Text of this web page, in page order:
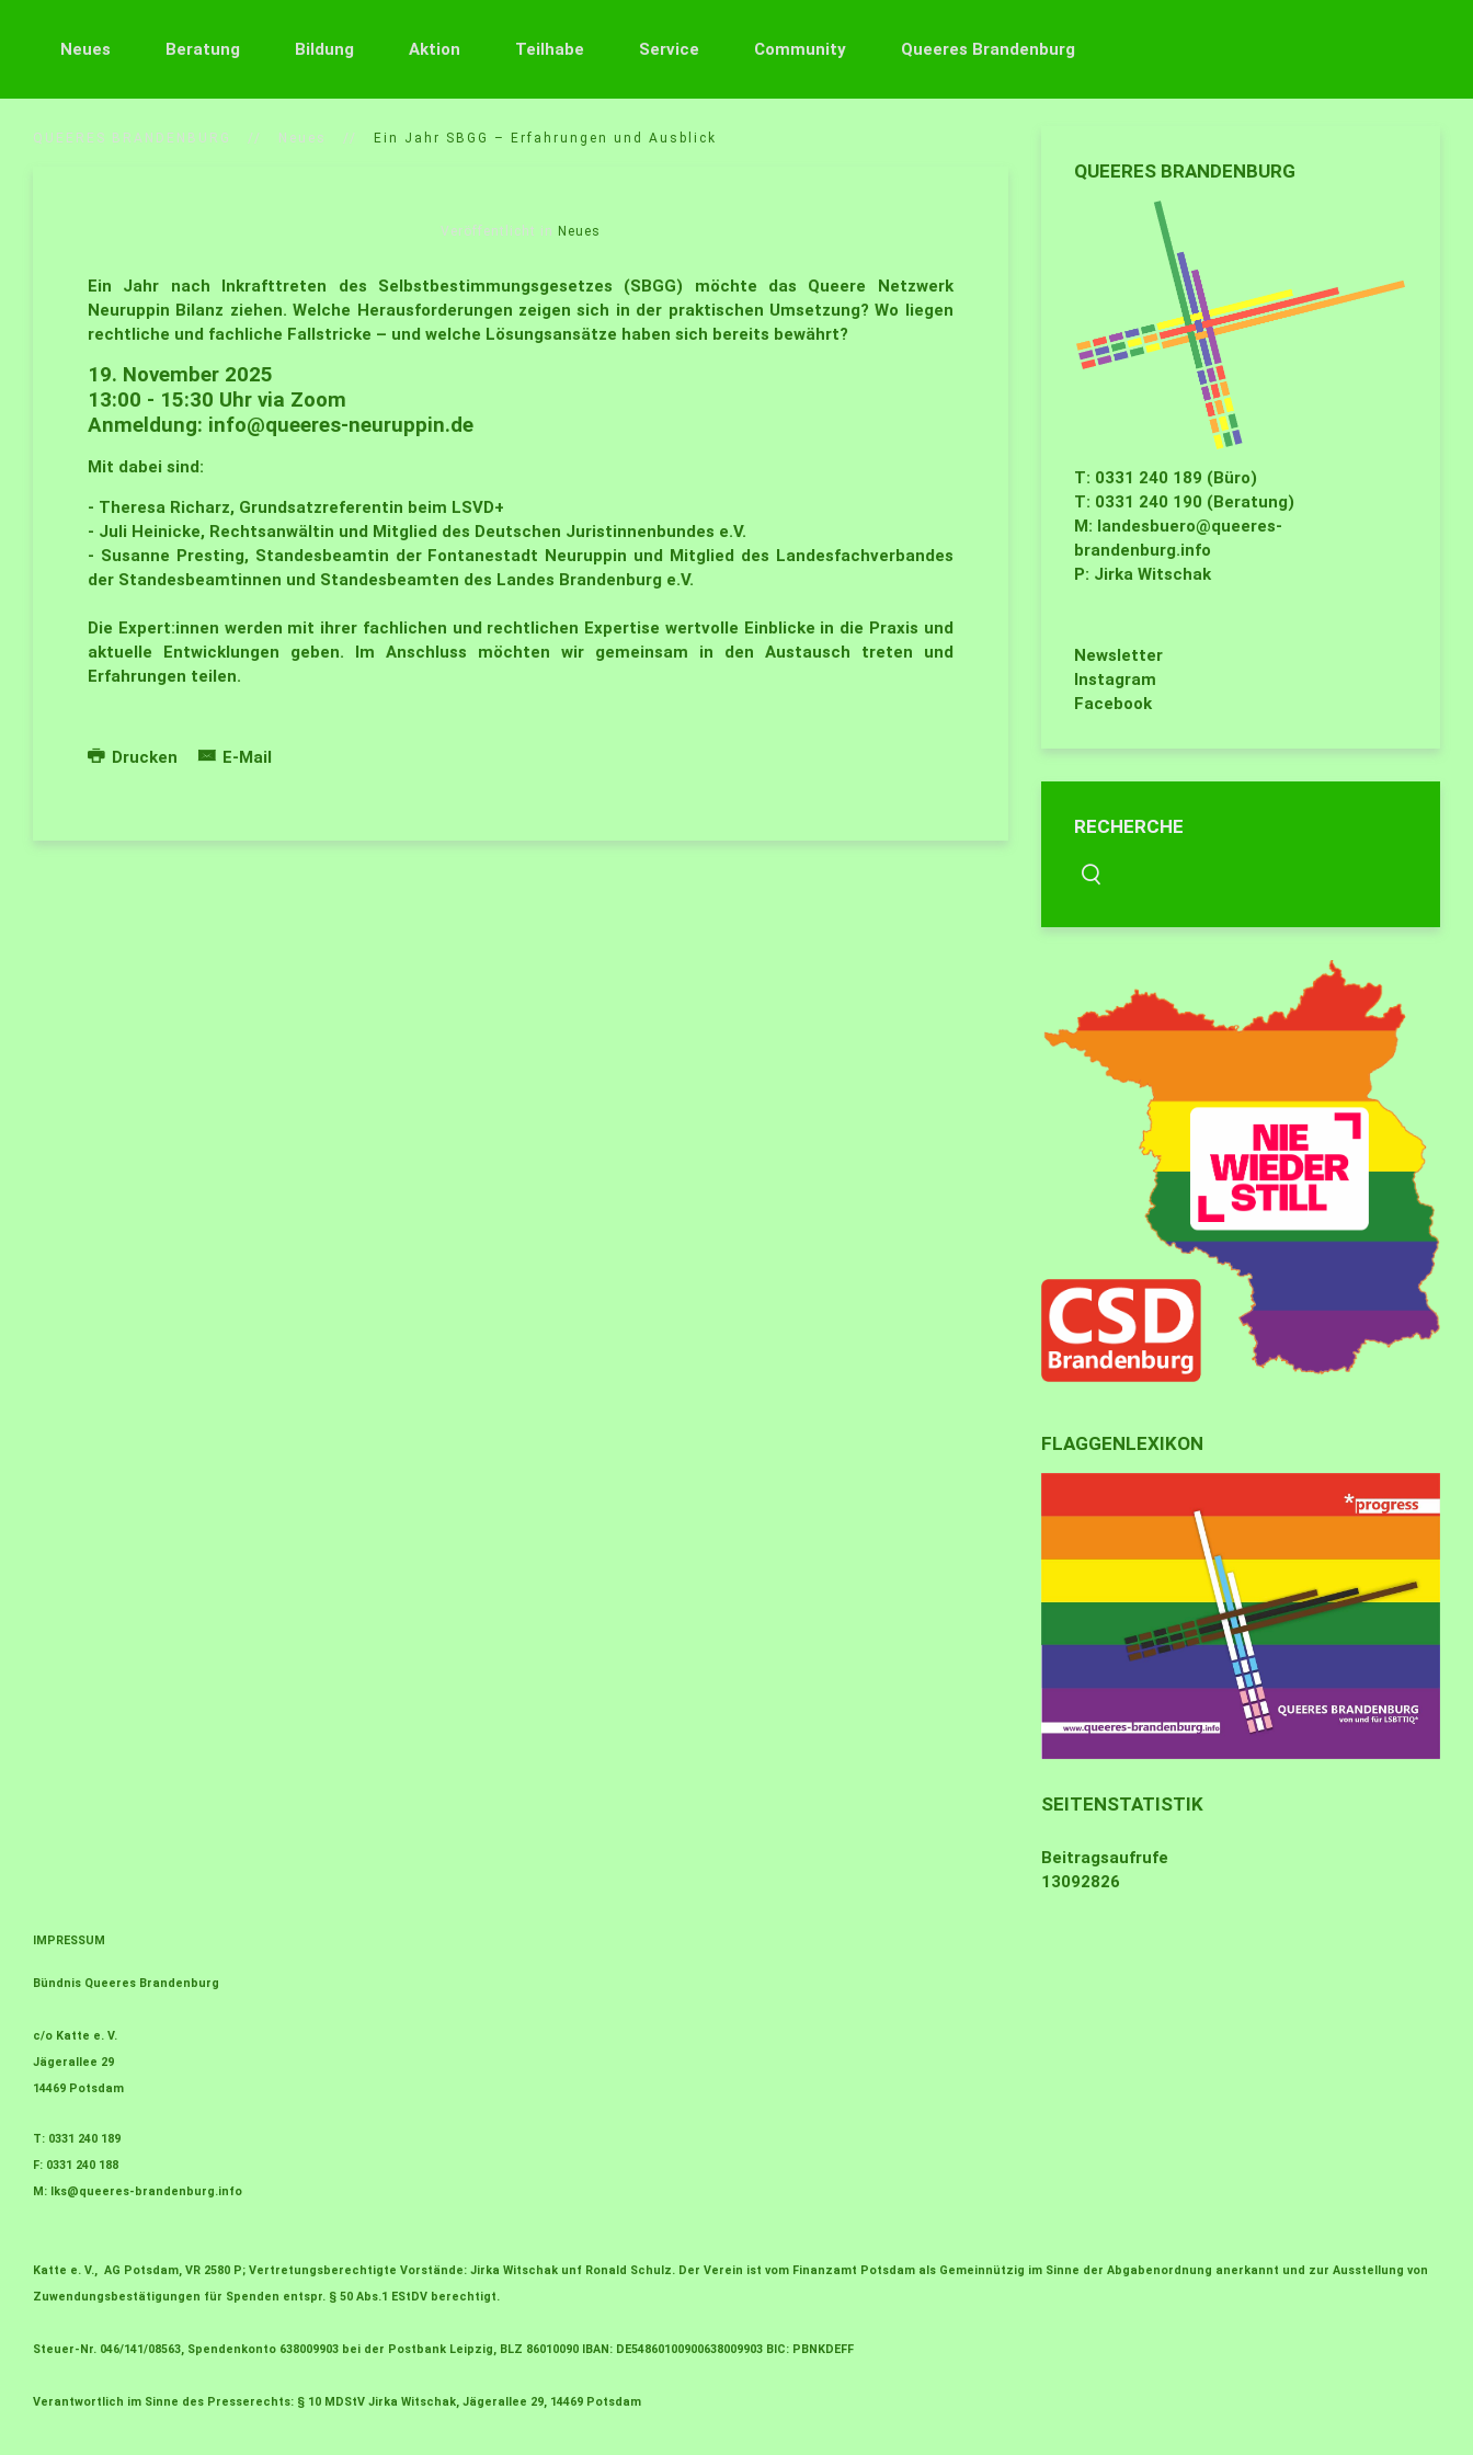
Neues Beratung Bildung Aktion Teilhabe Service Community Queeres Brandenburg
QUEERES BRANDENBURG Neues Ein Jahr SBGG – Erfahrungen und Ausblick
Veröffentlicht in Neues
Ein Jahr nach Inkrafttreten des Selbstbestimmungsgesetzes (SBGG) möchte das Queere Netzwerk
Neuruppin Bilanz ziehen. Welche Herausforderungen zeigen sich in der praktischen Umsetzung? Wo liegen
rechtliche und fachliche Fallstricke – und welche Lösungsansätze haben sich bereits bewährt?
19. November 2025
13:00 - 15:30 Uhr via Zoom
Anmeldung: info@queeres-neuruppin.de
Mit dabei sind:
- Theresa Richarz, Grundsatzreferentin beim LSVD+
- Juli Heinicke, Rechtsanwältin und Mitglied des Deutschen Juristinnenbundes e.V.
- Susanne Presting, Standesbeamtin der Fontanestadt Neuruppin und Mitglied des Landesfachverbandes
der Standesbeamtinnen und Standesbeamten des Landes Brandenburg e.V.
Die Expert:innen werden mit ihrer fachlichen und rechtlichen Expertise wertvolle Einblicke in die Praxis und
aktuelle Entwicklungen geben. Im Anschluss möchten wir gemeinsam in den Austausch treten und
Erfahrungen teilen.
Drucken E-Mail
QUEERES BRANDENBURG
T: 0331 240 189 (Büro)
T: 0331 240 190 (Beratung)
M: landesbuero@queeres-
brandenburg.info
P: Jirka Witschak
Newsletter
Instagram
Facebook
RECHERCHE
FLAGGENLEXIKON
SEITENSTATISTIK
Beitragsaufrufe
13092826
IMPRESSUM
Bündnis Queeres Brandenburg
c/o Katte e. V.
Jägerallee 29
14469 Potsdam
T: 0331 240 189
F: 0331 240 188
M: lks@queeres-brandenburg.info
Katte e. V., AG Potsdam, VR 2580 P; Vertretungsberechtigte Vorstände: Jirka Witschak unf Ronald Schulz. Der Verein ist vom Finanzamt Potsdam als Gemeinnützig im Sinne der Abgabenordnung anerkannt und zur Ausstellung von
Zuwendungsbestätigungen für Spenden entspr. § 50 Abs.1 EStDV berechtigt.
Steuer-Nr. 046/141/08563, Spendenkonto 638009903 bei der Postbank Leipzig, BLZ 86010090 IBAN: DE54860100900638009903 BIC: PBNKDEFF
Verantwortlich im Sinne des Presserechts: § 10 MDStV Jirka Witschak, Jägerallee 29, 14469 Potsdam